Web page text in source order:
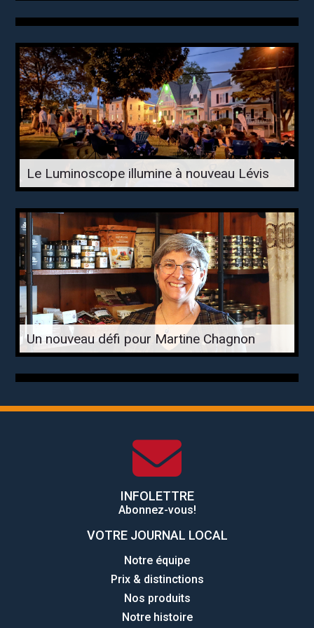
Le Luminoscope illumine à nouveau Lévis
Un nouveau défi pour Martine Chagnon
INFOLETTRE
Abonnez-vous!
VOTRE JOURNAL LOCAL
Notre équipe
Prix & distinctions
Nos produits
Notre histoire